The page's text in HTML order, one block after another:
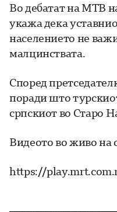
Во дебатат на МТВ
укажа дека
населението не
малцинствата.
Според
поради што
српскиот во Старо
Видеото во живо на
https://